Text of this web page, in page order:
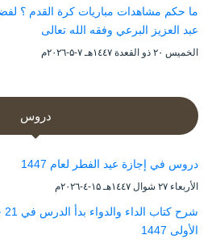
ما حكم مشاهدات مباريات كرة القدم ؟
عبد العزيز البرعي وفقه الله تعالى
الخميس ۲۰ ذو القعدة ۱٤٤۷هـ ۷-۵-۲۰۲٦م
دروس
دروس في إجازة عيد الفطر لعام 1447
الأربعاء ۲۷ شوال ۱٤٤۷هـ ۱۵-٤-۲۰۲٦م
الأولى 1447